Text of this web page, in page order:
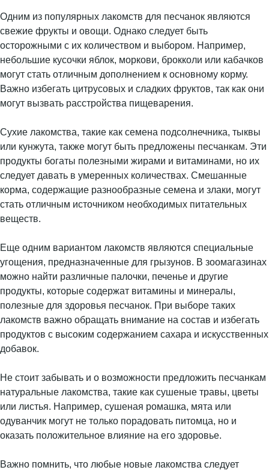
Одним из популярных лакомств для песчанок являются
свежие фрукты и овощи. Однако следует быть
осторожными с их количеством и выбором. Например,
небольшие кусочки яблок, моркови, брокколи или кабачков
могут стать отличным дополнением к основному корму.
Важно избегать цитрусовых и сладких фруктов, так как они
могут вызвать расстройства пищеварения.
Сухие лакомства, такие как семена подсолнечника, тыквы
или кунжута, также могут быть предложены песчанкам. Эти
продукты богаты полезными жирами и витаминами, но их
следует давать в умеренных количествах. Смешанные
корма, содержащие разнообразные семена и злаки, могут
стать отличным источником необходимых питательных
веществ.
Еще одним вариантом лакомств являются специальные
угощения, предназначенные для грызунов. В зоомагазинах
можно найти различные палочки, печенье и другие
продукты, которые содержат витамины и минералы,
полезные для здоровья песчанок. При выборе таких
лакомств важно обращать внимание на состав и избегать
продуктов с высоким содержанием сахара и искусственных
добавок.
Не стоит забывать и о возможности предложить песчанкам
натуральные лакомства, такие как сушеные травы, цветы
или листья. Например, сушеная ромашка, мята или
одуванчик могут не только порадовать питомца, но и
оказать положительное влияние на его здоровье.
Важно помнить, что любые новые лакомства следует